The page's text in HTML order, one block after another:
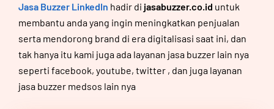
Jasa Buzzer LinkedIn hadir di jasabuzzer.co.id untuk
membantu anda yang ingin meningkatkan penjualan
serta mendorong brand di era digitalisasi saat ini, dan
tak hanya itu kami juga ada layanan jasa buzzer lain nya
seperti facebook, youtube, twitter , dan juga layanan
jasa buzzer medsos lain nya